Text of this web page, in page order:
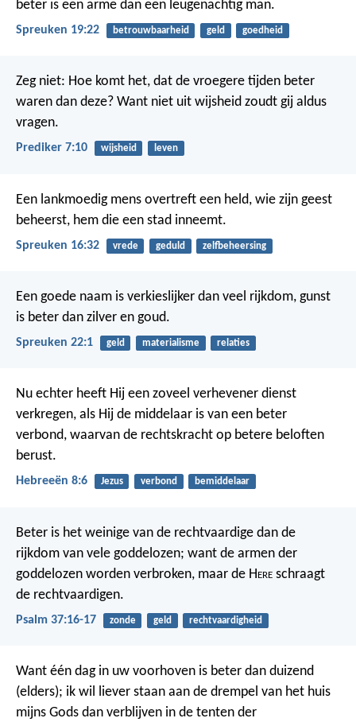
beter is een arme dan een leugenachtig man.
Spreuken 19:22 betrouwbaarheid geld goedheid
Zeg niet: Hoe komt het, dat de vroegere tijden beter
waren dan deze? Want niet uit wijsheid zoudt gij aldus
vragen.
Prediker 7:10 wijsheid leven
Een lankmoedig mens overtreft een held, wie zijn geest
beheerst, hem die een stad inneemt.
Spreuken 16:32 vrede geduld zelfbeheersing
Een goede naam is verkieslijker dan veel rijkdom, gunst
is beter dan zilver en goud.
Spreuken 22:1 geld materialisme relaties
Nu echter heeft Hij een zoveel verhevener dienst
verkregen, als Hij de middelaar is van een beter
verbond, waarvan de rechtskracht op betere beloften
berust.
Hebreeën 8:6 Jezus verbond bemiddelaar
Beter is het weinige van de rechtvaardige dan de
rijkdom van vele goddelozen; want de armen der
goddelozen worden verbroken, maar de Here schraagt
de rechtvaardigen.
Psalm 37:16-17 zonde geld rechtvaardigheid
Want één dag in uw voorhoven is beter dan duizend
(elders); ik wil liever staan aan de drempel van het huis
mijns Gods dan verblijven in de tenten der